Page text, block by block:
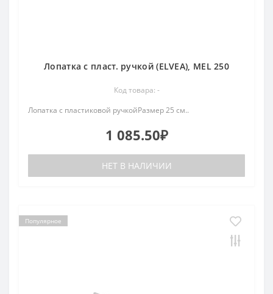
Лопатка с пласт. ручкой (ELVEA), MEL 250
Код товара: -
Лопатка с пластиковой ручкойРазмер 25 см..
1 085.50₽
НЕТ В НАЛИЧИИ
Популярное